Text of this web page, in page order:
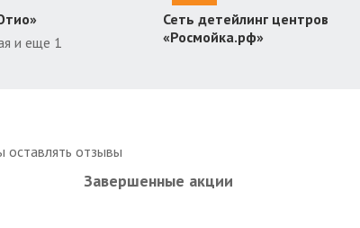
и еще 1
Сеть детейлинг центров
«Росмойка.рф»
оставлять отзывы
Завершенные акции